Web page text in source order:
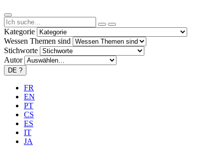
Kategorie
Wessen Themen sind
Stichworte
Autor
DE ?
FR
EN
PT
CS
ES
IT
JA